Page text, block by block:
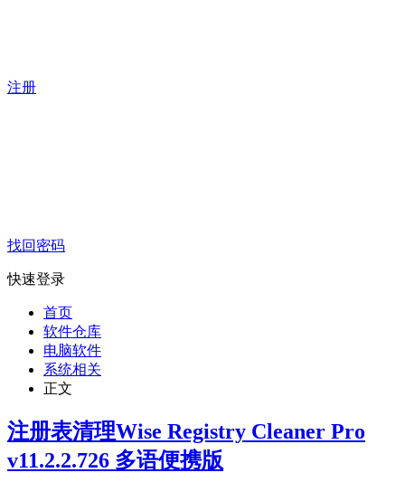
注册
找回密码
快速登录
首页
软件仓库
电脑软件
系统相关
正文
注册表清理Wise Registry Cleaner Pro
v11.2.2.726 多语便携版